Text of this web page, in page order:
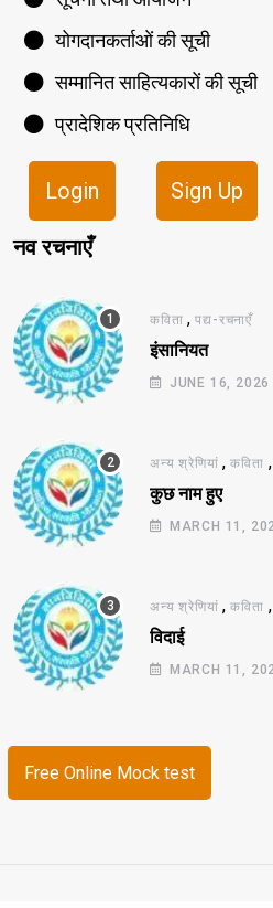
योगदानकर्ताओं की सूची
सम्मानित साहित्यकारों की सूची
प्रादेशिक प्रतिनिधि
Login Sign Up
नव रचनाएँ
कविता ,पद्य-रचनाएँ
इंसानियत
JUNE 16, 2026
अन्य श्रेणियां ,कविता ,
कुछ नाम हुए
MARCH 11,
अन्य श्रेणियां ,कविता ,
विदाई
MARCH 11,
Free Online Mock test